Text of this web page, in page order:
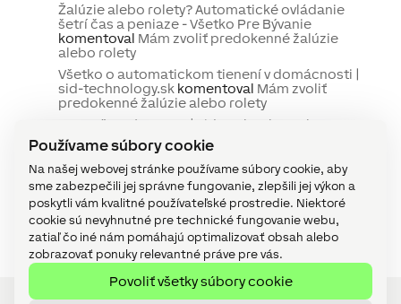
Používame súbory cookie
Na našej webovej stránke používame súbory cookie, aby
sme zabezpečili jej správne fungovanie, zlepšili jej výkon a
poskytli vám kvalitné používateľské prostredie. Niektoré
cookie sú nevyhnutné pre technické fungovanie webu,
zatiaľ čo iné nám pomáhajú optimalizovať obsah alebo
zobrazovať ponuky relevantné práve pre vás.
Povoliť všetky súbory cookie
Žalúzie alebo rolety? Automatické ovládanie
šetrí čas a peniaze - Všetko Pre Bývanie
komentoval Mám zvoliť predokenné žalúzie
alebo rolety
Všetko o automatickom tienení v domácnosti |
sid-technology.skkomentoval Mám zvoliť
predokenné žalúzie alebo rolety
Bezpečnosť Loxone | sid-technology.sk
komentoval
Vylepšenie zabezpečenia v
LOXONE Cloud DNS
Referencia : Malkia Park : Druhá šanca na život
pre divoké zvieratá - ELIS pluskomentoval
Malkia Park: Druhá šanca na život pre divoké
zvieratá